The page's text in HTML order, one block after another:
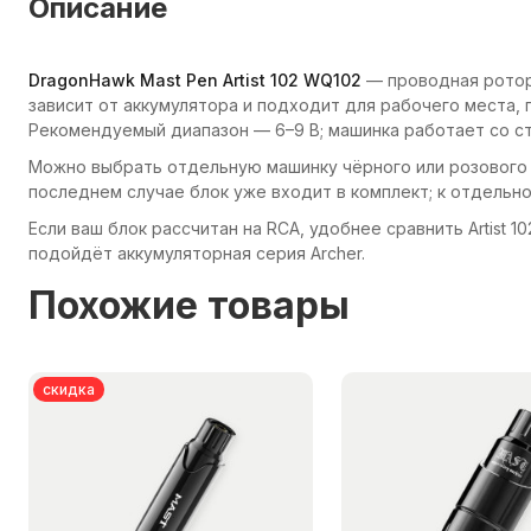
Описание
DragonHawk Mast Pen Artist 102 WQ102 — проводная
зависит от аккумулятора и подходит для рабочего
Рекомендуемый диапазон — 6–9 В; машинка работает со
Можно выбрать отдельную машинку чёрного или
последнем случае блок уже входит в комплект; к
Если ваш блок рассчитан на RCA, удобнее сравнить Artist
подойдёт аккумуляторная серия Archer.
Похожие товары
скидка